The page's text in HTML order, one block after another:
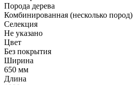
Порода дерева
Комбинированная (несколько пород)
Селекция
Не указано
Цвет
Без покрытия
Ширина
650 мм
Длина